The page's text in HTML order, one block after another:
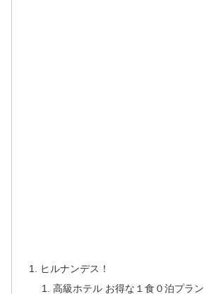
ヒルナンデス！
高級ホテル お得な１食０泊プラン